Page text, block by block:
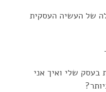
של העשיה העסקית
בעסק שלי ואיך אני